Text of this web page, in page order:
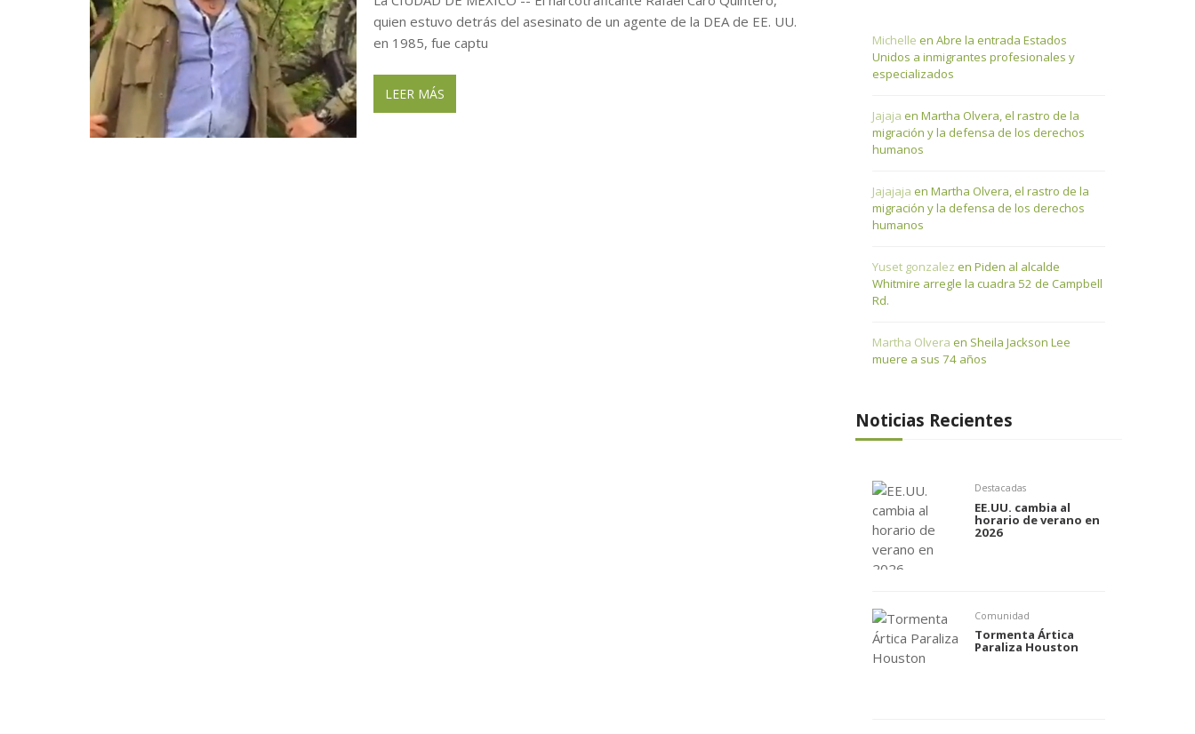
quien estuvo detrás del asesinato de un agente de la DEA de EE. UU.
en 1985, fue captu
LEER MÁS
Michelle en Abre la entrada Estados
Unidos a inmigrantes profesionales y
especializados
Jajaja en Martha Olvera, el rastro de la
migración y la defensa de los derechos
humanos
Jajajaja en Martha Olvera, el rastro de la
migración y la defensa de los derechos
humanos
Yuset gonzalez en Piden al alcalde
Whitmire arregle la cuadra 52 de Campbell
Rd.
Martha Olvera en Sheila Jackson Lee
muere a sus 74 años
Noticias Recientes
Destacadas
EE.UU. cambia al
horario de verano en
2026
Comunidad
Tormenta Ártica
Paraliza Houston